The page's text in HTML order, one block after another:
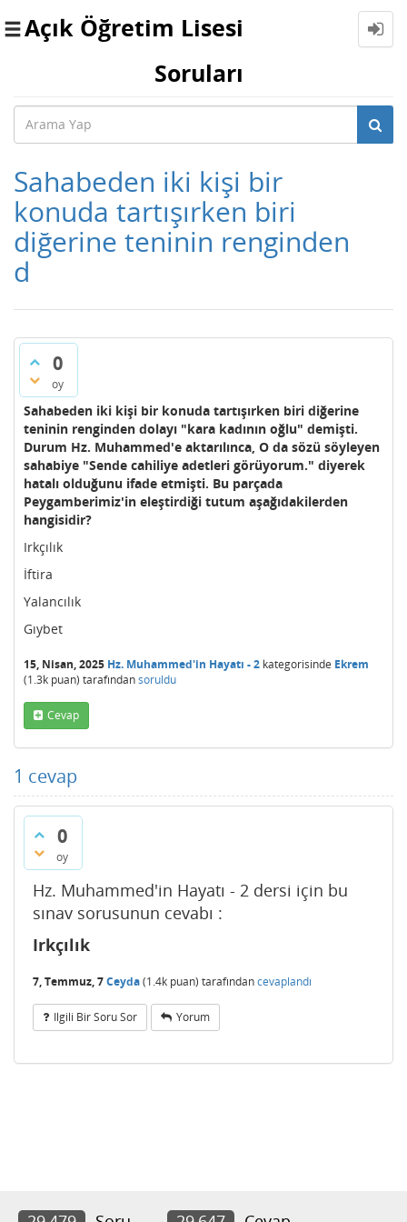
Toggle
Açık Öğretim Lisesi
Soruları
Sahabeden iki kişi bir
konuda tartışırken biri
diğerine teninin renginden
d
0
oy
Sahabeden iki kişi bir konuda tartışırken biri diğerine
teninin renginden dolayı "kara kadının oğlu" demişti.
Durum Hz. Muhammed'e aktarılınca, O da sözü söyleyen
sahabiye "Sende cahiliye adetleri görüyorum." diyerek
hatalı olduğunu ifade etmişti. Bu parçada
Peygamberimiz'in eleştirdiği tutum aşağıdakilerden
hangisidir?
Irkçılık
İftira
Yalancılık
Gıybet
15, Nisan, 2025 Hz. Muhammed'in Hayatı - 2 kategorisinde Ekrem
(1.3k puan) tarafındansoruldu
Cevap
1 cevap
0
oy
Hz. Muhammed'in Hayatı - 2 dersi için bu
sınav sorusunun cevabı :
Irkçılık
7, Temmuz, 7Ceyda(1.4k puan) tarafındancevaplandı
Ilgili Bir Soru Sor Yorum